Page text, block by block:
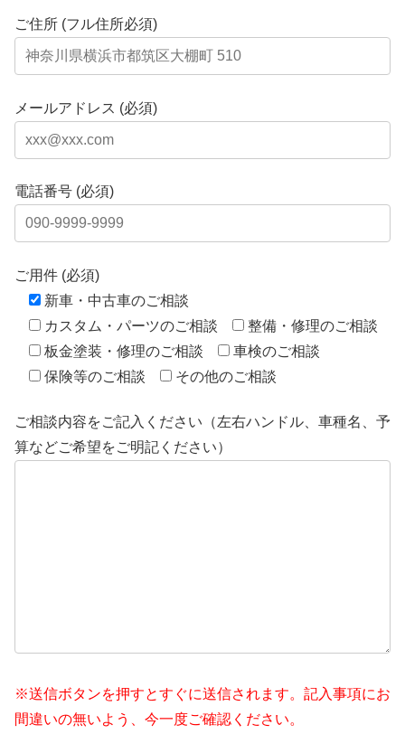
ご住所 (フル住所必須)
メールアドレス (必須)
電話番号 (必須)
ご用件 (必須)
新車・中古車のご相談
カスタム・パーツのご相談
整備・修理のご相談
板金塗装・修理のご相談
車検のご相談
保険等のご相談
その他のご相談
ご相談内容をご記入ください（左右ハンドル、車種名、予
算などご希望をご明記ください）
※送信ボタンを押すとすぐに送信されます。記入事項にお
間違いの無いよう、今一度ご確認ください。